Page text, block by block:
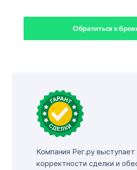
Обратиться к
Компания Рег.ру
корректности сделки и